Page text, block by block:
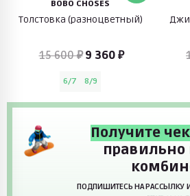
BOBO CHOSES
Толстовка (разноцветный)
15 600 ₽ 9 360 ₽
6/7 8/9
Получите
правильно
ПОДПИШИТЕСЬ НА РАССЫЛКУ